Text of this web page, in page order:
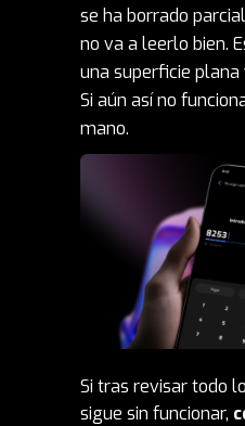
se ha borrado
no va a leerlo bien.
una superficie plana
Si aún así no
mano.
Si tras revisar todo
sigue sin funcionar,